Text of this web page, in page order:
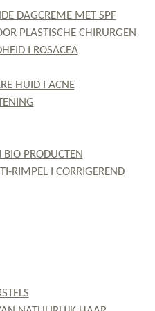
DAGCREME MET SPF
PLASTISCHE CHIRURGEN
I ROSACEA
HUID I ACNE
PRODUCTEN
RIMPEL I CORRIGEREND